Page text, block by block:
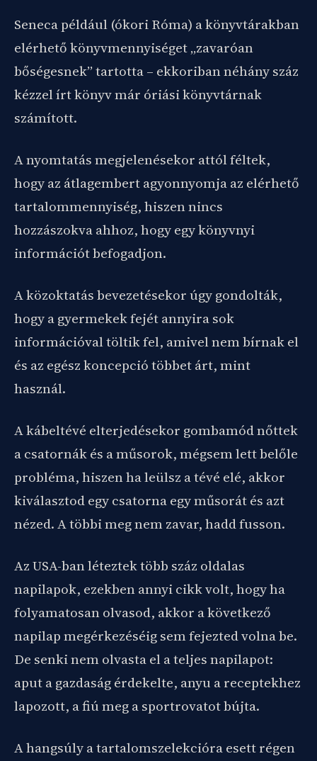
Seneca például (ókori Róma) a könyvtárakban
elérhető könyvmennyiséget „zavaróan
bőségesnek” tartotta – ekkoriban néhány száz
kézzel írt könyv már óriási könyvtárnak
számított.
A nyomtatás megjelenésekor attól féltek,
hogy az átlagembert agyonnyomja az elérhető
tartalommennyiség, hiszen nincs
hozzászokva ahhoz, hogy egy könyvnyi
információt befogadjon.
A közoktatás bevezetésekor úgy gondolták,
hogy a gyermekek fejét annyira sok
információval töltik fel, amivel nem bírnak el
és az egész koncepció többet árt, mint
használ.
A kábeltévé elterjedésekor gombamód nőttek
a csatornák és a műsorok, mégsem lett belőle
probléma, hiszen ha leülsz a tévé elé, akkor
kiválasztod egy csatorna egy műsorát és azt
nézed. A többi meg nem zavar, hadd fusson.
Az USA-ban léteztek több száz oldalas
napilapok, ezekben annyi cikk volt, hogy ha
folyamatosan olvasod, akkor a következő
napilap megérkezéséig sem fejezted volna be.
De senki nem olvasta el a teljes napilapot:
aput a gazdaság érdekelte, anyu a receptekhez
lapozott, a fiú meg a sportrovatot bújta.
A hangsúly a tartalomszelekcióra esett régen